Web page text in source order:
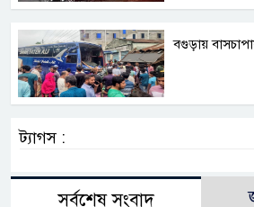
বগুড়ায়
ট্যাগস :
সর্বশেষ সংবাদ